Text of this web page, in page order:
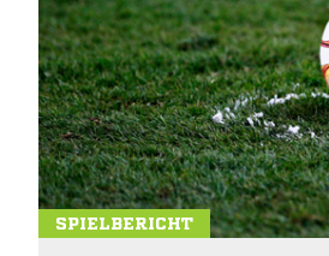
SPIELBERICHT